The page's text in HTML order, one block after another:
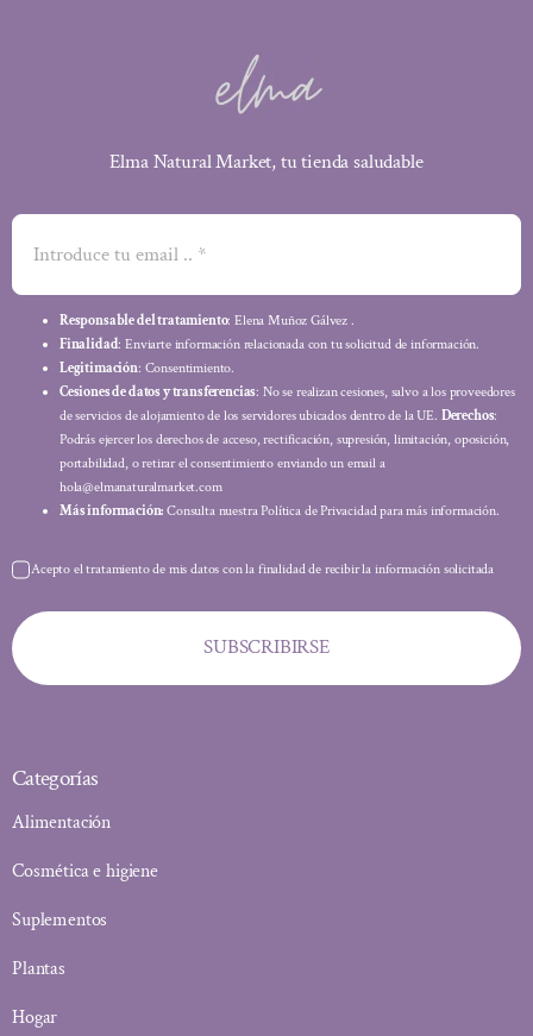
Elma Natural Market, tu tienda saludable
Responsable del tratamiento: Elena Muñoz Gálvez .
Finalidad: Enviarte información relacionada con tu solicitud de información.
Legitimación: Consentimiento.
Cesiones de datos y transferencias: No se realizan cesiones, salvo a los proveedores
de servicios de alojamiento de los servidores ubicados dentro de la UE. Derechos:
Podrás ejercer los derechos de acceso, rectificación, supresión, limitación, oposición,
portabilidad, o retirar el consentimiento enviando un email a
hola@elmanaturalmarket.com
Más información: Consulta nuestra Política de Privacidad para más información.
Acepto el tratamiento de mis datos con la finalidad de recibir la información solicitada
SUBSCRIBIRSE
Categorías
Alimentación
Cosmética e higiene
Suplementos
Plantas
Hogar